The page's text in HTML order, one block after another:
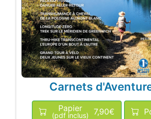
Carnets
Papier
(pdf inclus) 7,90€